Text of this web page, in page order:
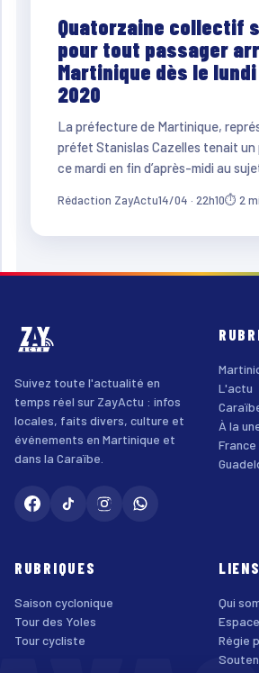
Quatorzaine collectif
pour tout passager
Martinique dès le
2020
La préfecture de Martinique,
préfet Stanislas Cazelles tenait un
ce mardi en fin d’après-midi au
Rédaction ZayActu14/04 · 22h10⏱ 2
Suivez toute l'actualité en
temps réel sur ZayActu : infos
locales, faits divers, culture et
événements en Martinique et
dans la Caraïbe.
L'actu
À la
RUBRIQUES
Saison cyclonique
Tour des Yoles
Tour cycliste
Qui
Régie